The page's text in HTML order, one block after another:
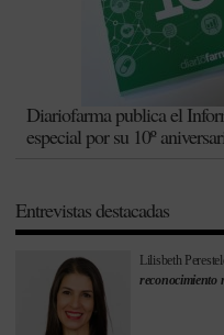
Diariofarma publica el
especial por su 10º
Entrevistas destacadas
Lilisbeth
reconocimiento